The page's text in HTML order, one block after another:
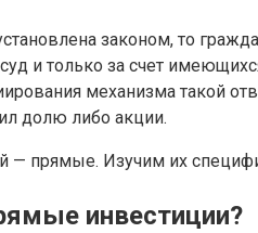
законом, то
и только за счет
механизма такой
долю либо акции.
— прямые. Изучим их
инвестиции?